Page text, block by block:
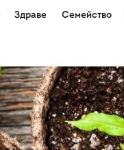
Здраве Семейство